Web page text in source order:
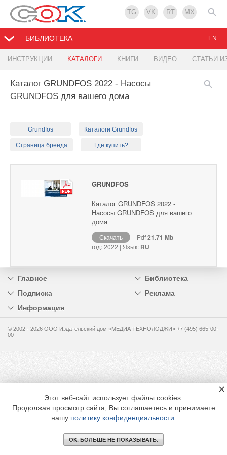
TG VK RT MX
БИБЛИОТЕКА
ИНСТРУКЦИИ КАТАЛОГИ КНИГИ ВИДЕО СТАТЬИ
EN
Каталог GRUNDFOS 2022 - Насосы
GRUNDFOS для вашего дома
Grundfos Каталоги Grundfos
Страница бренда Где купить?
GRUNDFOS
Каталог GRUNDFOS 2022 -
Насосы GRUNDFOS для вашего
дома
Скачать Pdf21.71 Mb
год: 2022 | Язык: RU
Главное
Библиотека
Подписка
Реклама
Информация
© 2002 - 2026 OOO Издательский дом «МЕДИА ТЕХНОЛОДЖИ» +7 (495) 665-00-
00
Этот веб-сайт использует файлы cookies.
Продолжая просмотр сайта, Вы соглашаетесь и принимаете
нашу политику конфиденциальности
ОК. БОЛЬШЕ НЕ ПОКАЗЫВАТЬ.
×